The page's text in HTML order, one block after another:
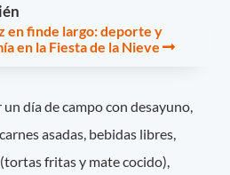
en finde largo: deporte y
en la Fiesta de la Nieve
día de campo con desayuno,
asadas, bebidas libres,
fritas y mate cocido),